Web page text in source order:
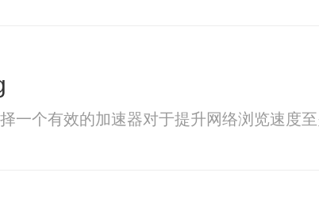
一个有效的加速器对于提升网络浏览速度